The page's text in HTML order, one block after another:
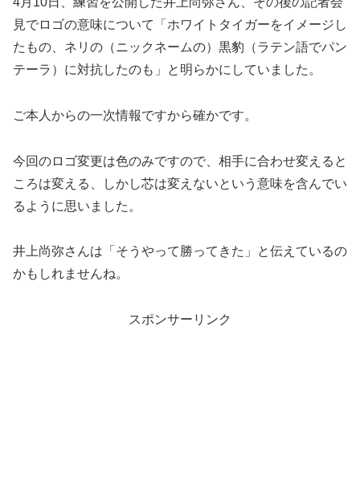
見でロゴの意味について「ホワイトタイガーをイメージし
たもの、ネリの（ニックネームの）黒豹（ラテン語でパン
テーラ）に対抗したのも」と明らかにしていました。
ご本人からの一次情報ですから確かです。
今回のロゴ変更は色のみですので、相手に合わせ変えると
ころは変える、しかし芯は変えないという意味を含んでい
るように思いました。
井上尚弥さんは「そうやって勝ってきた」と伝えているの
かもしれませんね。
スポンサーリンク